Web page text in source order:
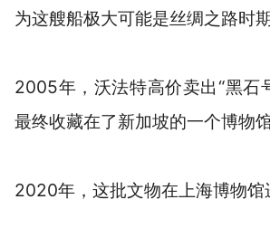
为这艘船极大可能是丝绸之路时期
2005年，沃法特高价卖出“黑石
最终收藏在了新加坡的一个博物馆
2020年，这批文物在上海博物馆